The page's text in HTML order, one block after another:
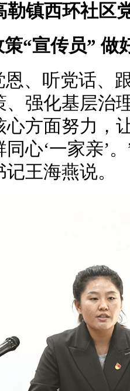
勒镇西环社
“宣传员” 做
恩、听党话、
、强化基层治
心方面努力，
心‘一家亲’
王海燕说。